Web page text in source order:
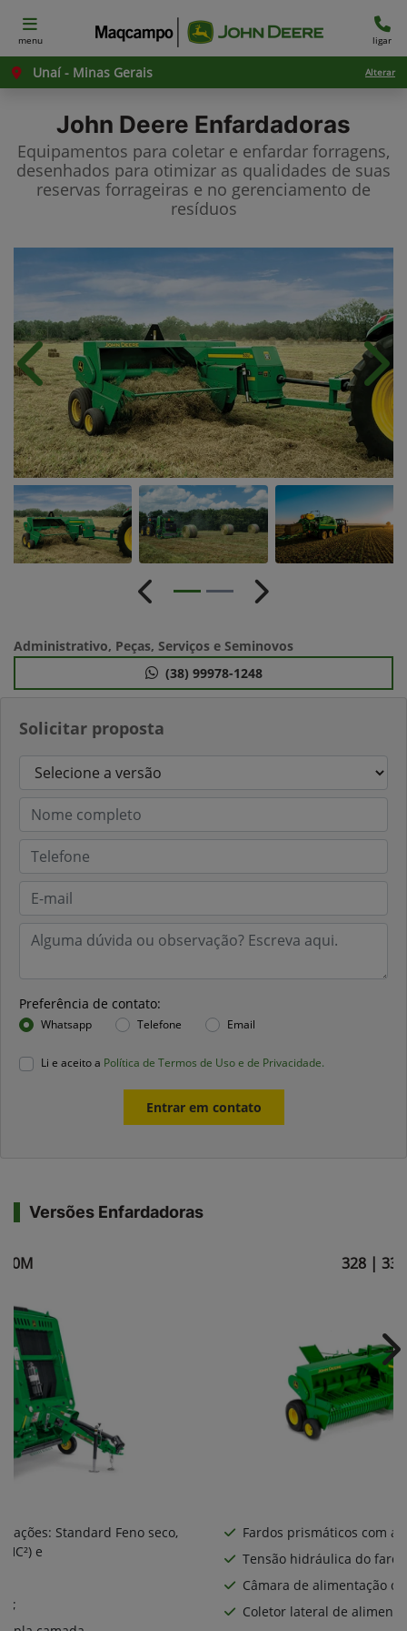
menu ligar
Unaí - Minas Gerais Alterar
John Deere Enfardadoras
Equipamentos para coletar e enfardar forragens,
desenhados para otimizar as qualidades de suas
reservas forrageiras e no gerenciamento de
resíduos
Solicitar proposta
Preferência de contato:
Whatsapp Telefone Email
Li e aceito a Política de Termos de Uso e de Privacidade.
Entrar em contato
Anterior
Anterior Próximo
Administrativo, Peças, Serviços e Seminovos
(38) 99978-1248
Versões Enfardadoras
Standard Feno seco,
e
328 |
Fardos prismáticos com
Tensão hidráulica do
Câmara de alimentação
Coletor lateral de